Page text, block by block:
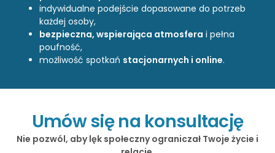
indywidualne podejście dopasowane do potrzeb
każdej osoby,
bezpieczna, wspierająca atmosfera i pełna
poufność,
możliwość spotkań stacjonarnych i online.
Umów się na konsultację
Nie pozwól, aby lęk społeczny ograniczał Twoje życie i